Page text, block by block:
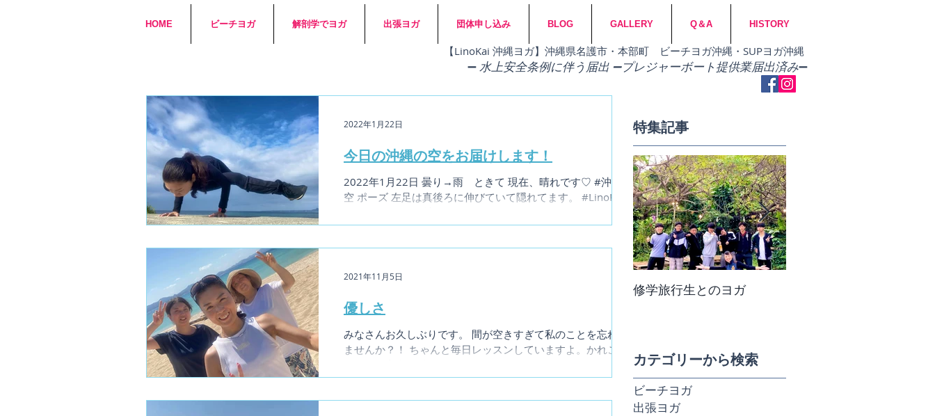
HOME ビーチヨガ 解剖学でヨガ 出張ヨガ 団体申し込み BLOG GALLERY Q＆A HISTORY
​【LinoKai 沖縄ヨガ】沖縄県名護市・本部町 ビーチヨガ沖縄・SUPヨガ沖縄
➖水上安全条例に伴う届出 ➖​プレジャーボート提供業届出済み➖
今日の沖縄の空をお届けします！
2022年1月22日 曇り→雨 ときて 現在、晴れです♡ #沖縄の
空 ポーズ 左足は真後ろに伸びていて隠れてます。 #LinoKai沖
沖縄ヨガ#サンセットビーチヨガ#ヨガ#出張ヨガ
2022年1月22日
優しさ
みなさんお久しぶりです。 間が空きすぎて私のことを忘れて
ませんか？！ ちゃんと毎日レッスンしていますよ。かれこれ
なかなか到着できなかったね でもレッスンは手抜き無し！毎
2021年11月5日
特集記事
修学旅行生とのヨガ
カテゴリーから検索
ビーチヨガ
出張ヨガ